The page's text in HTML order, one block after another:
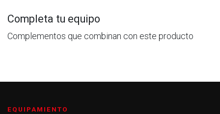
Completa tu equipo
Complementos que combinan con este producto
EQUIPAMIENTO